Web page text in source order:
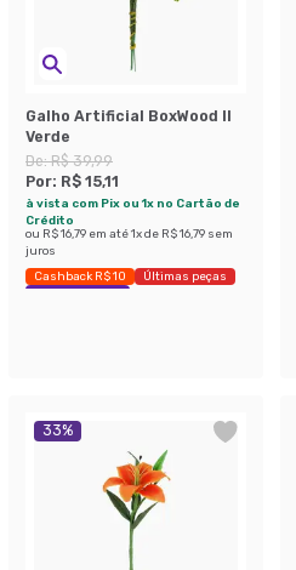
Galho Artificial BoxWood ll
Verde
De:R$ 39,99
Por: R$ 15,11
à vista com Pix ou 1x no Cartão de
Crédito
ou R$ 16,79 em até1x de R$ 16,79 sem
juros
Cashback R$ 10
Últimas peças
Economize 62%
33%